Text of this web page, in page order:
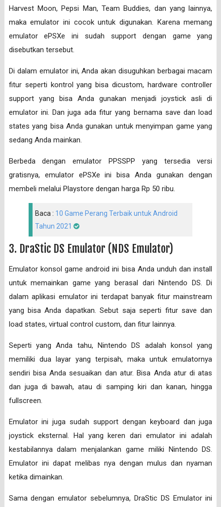
Harvest Moon, Pepsi Man, Team Buddies, dan yang lainnya,
maka emulator ini cocok untuk digunakan. Karena memang
emulator ePSXe ini sudah support dengan game yang
disebutkan tersebut.
Di dalam emulator ini, Anda akan disuguhkan berbagai macam
fitur seperti kontrol yang bisa dicustom, hardware controller
support yang bisa Anda gunakan menjadi joystick asli di
emulator ini. Dan juga ada fitur yang bernama save dan load
states yang bisa Anda gunakan untuk menyimpan game yang
sedang Anda mainkan.
Berbeda dengan emulator PPSSPP yang tersedia versi
gratisnya, emulator ePSXe ini bisa Anda gunakan dengan
membeli melalui Playstore dengan harga Rp 50 ribu.
Baca : 10 Game Perang Terbaik untuk Android
Tahun 2021
3. DraStic DS Emulator (NDS Emulator)
Emulator konsol game android ini bisa Anda unduh dan install
untuk memainkan game yang berasal dari Nintendo DS. Di
dalam aplikasi emulator ini terdapat banyak fitur mainstream
yang bisa Anda dapatkan. Sebut saja seperti fitur save dan
load states, virtual control custom, dan fitur lainnya.
Seperti yang Anda tahu, Nintendo DS adalah konsol yang
memiliki dua layar yang terpisah, maka untuk emulatornya
sendiri bisa Anda sesuaikan dan atur. Bisa Anda atur di atas
dan juga di bawah, atau di samping kiri dan kanan, hingga
fullscreen.
Emulator ini juga sudah support dengan keyboard dan juga
joystick eksternal. Hal yang keren dari emulator ini adalah
kestabilannya dalam menjalankan game miliki Nintendo DS.
Emulator ini dapat melibas nya dengan mulus dan nyaman
ketika dimainkan.
Sama dengan emulator sebelumnya, DraStic DS Emulator ini